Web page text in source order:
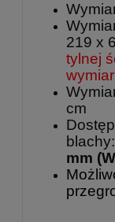
219 x
tylnej
cm
blachy:
mm